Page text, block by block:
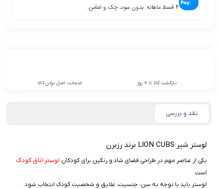
۴ قسط ماهانه. بدون سود، چک و ضامن.
بازگشت کالا تا 7 روز ضمانت اصل بودن کالا
نقد و بررسی
لوستر شیر LION CUBS برند رزبرن
یکی از عناصر مهم در طراحی فضای شاد و رنگین برای کودکان لوستر اتاق کودک
است.
لوستر باید با توجه به سن، جنسیت، علایق و شخصیت کودک انتخاب شود.